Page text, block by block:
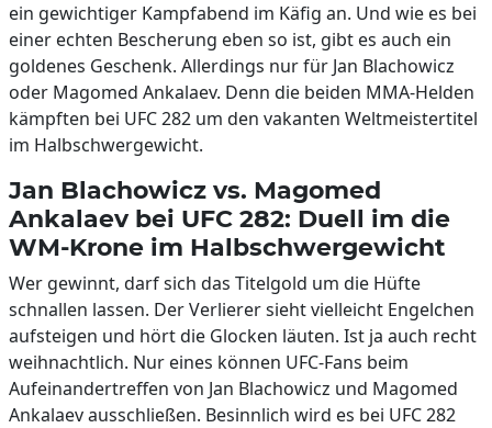
ein gewichtiger Kampfabend im Käfig an. Und wie es bei
einer echten Bescherung eben so ist, gibt es auch ein
goldenes Geschenk. Allerdings nur für Jan Blachowicz
oder Magomed Ankalaev. Denn die beiden MMA-Helden
kämpften bei UFC 282 um den vakanten Weltmeistertitel
im Halbschwergewicht.
Jan Blachowicz vs. Magomed
Ankalaev bei UFC 282: Duell im die
WM-Krone im Halbschwergewicht
Wer gewinnt, darf sich das Titelgold um die Hüfte
schnallen lassen. Der Verlierer sieht vielleicht Engelchen
aufsteigen und hört die Glocken läuten. Ist ja auch recht
weihnachtlich. Nur eines können UFC-Fans beim
Aufeinandertreffen von Jan Blachowicz und Magomed
Ankalaev ausschließen. Besinnlich wird es bei UFC 282